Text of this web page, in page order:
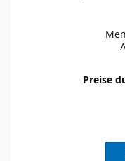
Preise